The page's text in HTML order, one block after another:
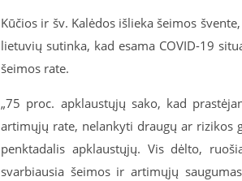
Kūčios ir šv. Kalėdos išlieka šeimos
lietuvių sutinka, kad esama COVID-19
šeimos rate.
„75 proc. apklaustųjų sako, kad
artimųjų rate, nelankyti draugų ar rizikos
penktadalis apklaustųjų. Vis dėlto,
svarbiausia šeimos ir artimųjų